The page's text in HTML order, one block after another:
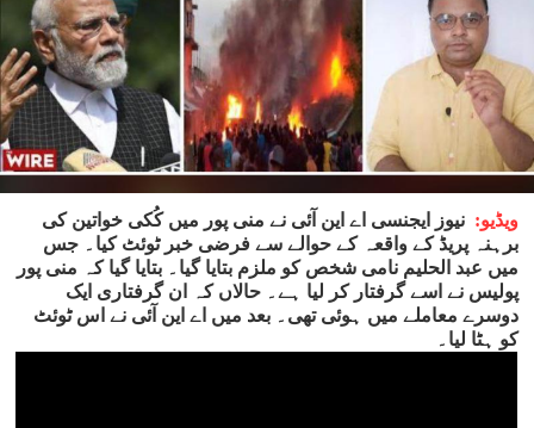
ویڈیو: نیوز ایجنسی اے این آئی نے منی پور میں کُکی خواتین کی
برہنہ پریڈ کے واقعہ کے حوالے سے فرضی خبر ٹوئٹ کیا۔ جس
میں عبد الحلیم نامی شخص کو ملزم بتایا گیا۔ بتایا گیا کہ منی پور
پولیس نے اسے گرفتار کر لیا ہے۔ حالاں کہ ان گرفتاری ایک
دوسرے معاملے میں ہوئی تھی۔ بعد میں اے این آئی نے اس ٹوئٹ
کو ہٹا لیا۔